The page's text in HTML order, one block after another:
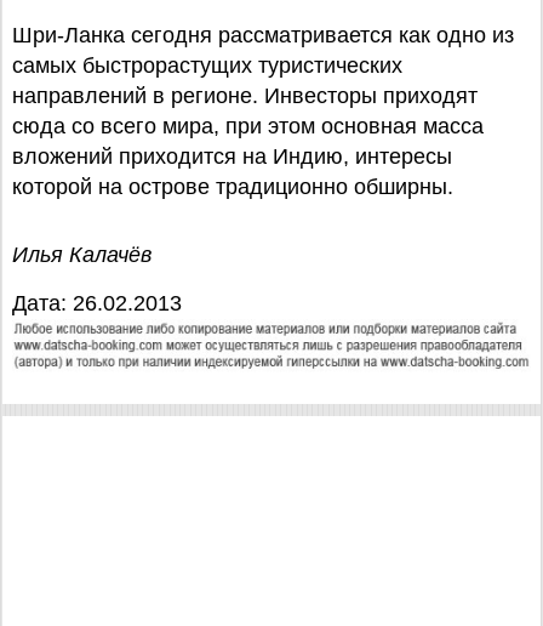
Шри-Ланка сегодня рассматривается как одно из
самых быстрорастущих туристических
направлений в регионе. Инвесторы приходят
сюда со всего мира, при этом основная масса
вложений приходится на Индию, интересы
которой на острове традиционно обширны.
Илья Калачёв
Дата: 26.02.2013